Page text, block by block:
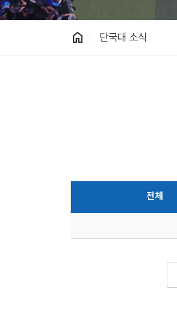
home 단국대 소식
전체